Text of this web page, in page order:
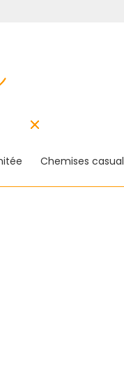
Chemises casual